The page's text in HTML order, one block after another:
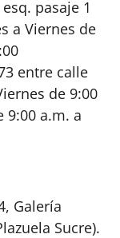
pasaje 1
a Viernes de
entre calle
de 9:00
9:00 a.m. a
Galería
Sucre).